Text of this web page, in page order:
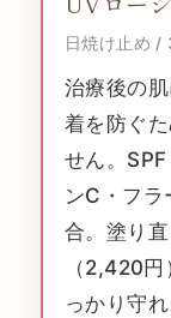
日焼け止め /
治療後の
着を防ぐ
せん。
ンC・フ
合。塗り
（2,420
っかり守れ